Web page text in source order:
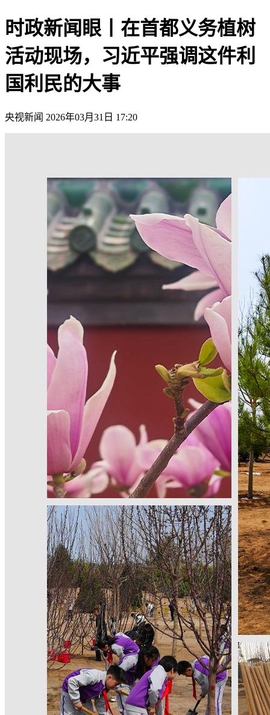
时政新闻眼丨在首都义务植树
活动现场，习近平强调这件利
国利民的大事
央视新闻 2026年03月31日 17:20